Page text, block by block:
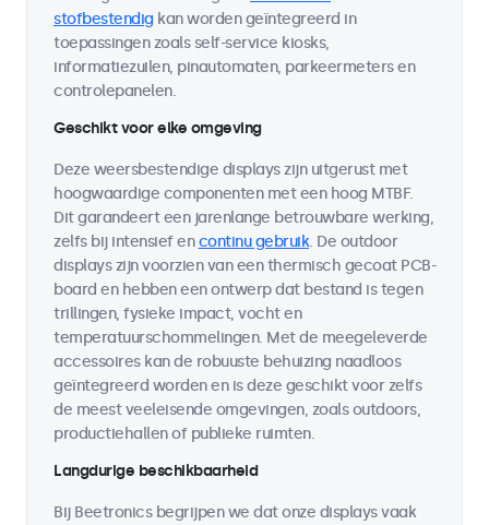
stofbestendig kan worden geïntegreerd in
toepassingen zoals self-service kiosks,
informatiezuilen, pinautomaten, parkeermeters en
controlepanelen.
Geschikt voor elke omgeving
Deze weersbestendige displays zijn uitgerust met
hoogwaardige componenten met een hoog MTBF.
Dit garandeert een jarenlange betrouwbare werking,
zelfs bij intensief encontinu gebruik. De outdoor
displays zijn voorzien van een thermisch gecoat PCB-
board en hebben een ontwerp dat bestand is tegen
trillingen, fysieke impact, vocht en
temperatuurschommelingen. Met de meegeleverde
accessoires kan de robuuste behuizing naadloos
geïntegreerd worden en is deze geschikt voor zelfs
de meest veeleisende omgevingen, zoals outdoors,
productiehallen of publieke ruimten.
Langdurige beschikbaarheid
Bij Beetronics begrijpen we dat onze displays vaak